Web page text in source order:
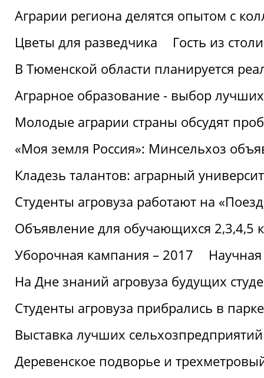
Аграрии региона делятся опытом с
Цветы для разведчика
Гость из
В Тюменской области планируется
Аграрное образование - выбор лучших
Молодые аграрии страны обсудят
«Моя земля Россия»: Минсельхоз
Кладезь талантов: аграрный
Студенты агровуза работают на
Объявление для обучающихся 2,3,4,5
Уборочная кампания – 2017
На Дне знаний агровуза будущих
Студенты агровуза прибрались в
Выставка лучших
Деревенское подворье и